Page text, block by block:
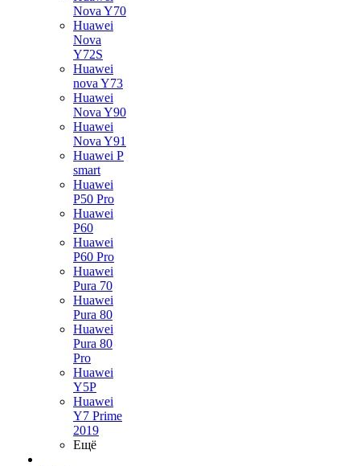
Nova Y70
Huawei
Nova
Y72S
Huawei
nova Y73
Huawei
Nova Y90
Huawei
Nova Y91
Huawei P
smart
Huawei
P50 Pro
Huawei
P60
Huawei
P60 Pro
Huawei
Pura 70
Huawei
Pura 80
Huawei
Pura 80
Pro
Huawei
Y5P
Huawei
Y7 Prime
2019
Ещё